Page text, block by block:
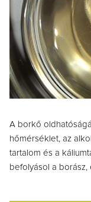
A borkő
hőmérséklet, az
tartalom és a
befolyásol a